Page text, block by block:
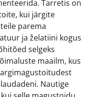
Tarretis on
kui järgite
parema
ja želatiini kogus
selgeks
maailm, kus
Nautige